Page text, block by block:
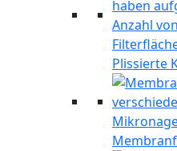
Plissierte